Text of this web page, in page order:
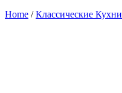
Home /Классические Кухни